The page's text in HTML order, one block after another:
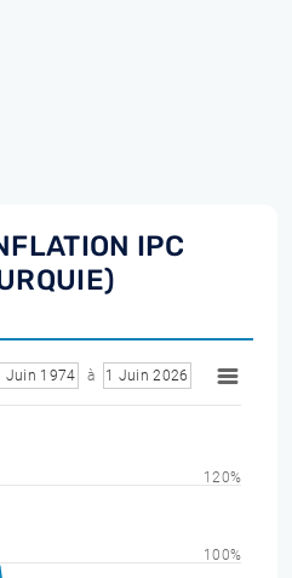
IPC
Juin 1974 à 1 Juin 2026
100%
120%